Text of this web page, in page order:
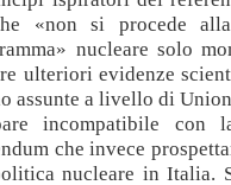
«non si procede
nucleare solo
ulteriori evidenze
assunte a livello di
incompatibile con
che invece
nucleare in Italia.